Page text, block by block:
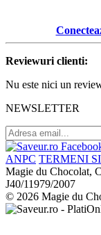
Reviewuri clienti:
Nu este nici un
NEWSLETTER
ANPC TERMENI
Magie du Chocolat,
J40/11979/2007
© 2026 Magie du